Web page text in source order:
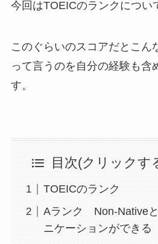
今回はTOEICのランクについ
このぐらいのスコアだとこん
って言うのを自分の経験も含
す。
目次(クリックす
TOEICのランク
Aランク Non-Native
ニケーションができる